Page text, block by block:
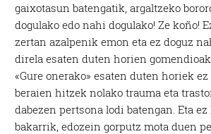
gaixotasun batengatik, argaltzeko
dogulako edo nahi dogulako! Ze koño!
zertan azalpenik emon eta ez doguz
direla esaten duten horien
«Gure onerako» esaten duten horiek
beraien hitzek nolako trauma eta
dabezen pertsona lodi batengan. Eta
bakarrik, edozein gorputz mota duen